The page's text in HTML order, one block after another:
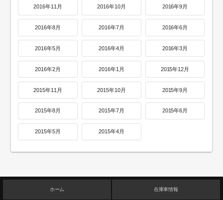
2016年11月 2016年10月 2016年9月
2016年8月 2016年7月 2016年6月
2016年5月 2016年4月 2016年3月
2016年2月 2016年1月 2015年12月
2015年11月 2015年10月 2015年9月
2015年8月 2015年7月 2015年6月
2015年5月 2015年4月
ホーム 在庫車情報